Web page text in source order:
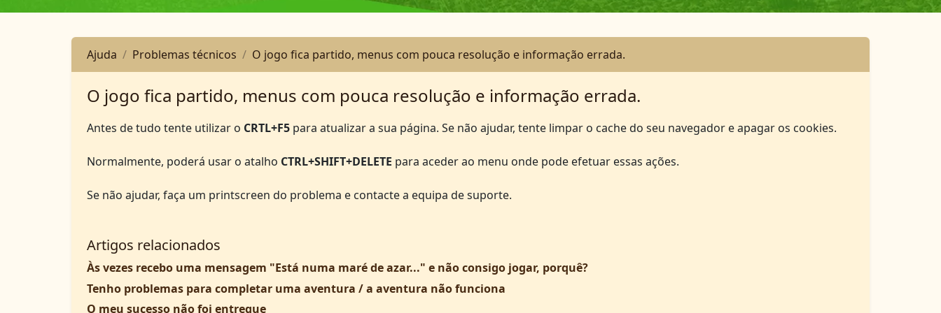
Ajuda Problemas técnicos O jogo fica partido, menus com pouca resolução e informação errada.
O jogo fica partido, menus com pouca resolução e informação errada.
Antes de tudo tente utilizar o CRTL+F5 para atualizar a sua página. Se não ajudar, tente limpar o cache do seu navegador e apagar os cookies.
Normalmente, poderá usar o atalho CTRL+SHIFT+DELETE para aceder ao menu onde pode efetuar essas ações.
Se não ajudar, faça um printscreen do problema e contacte a equipa de suporte.
Artigos relacionados
Às vezes recebo uma mensagem "Está numa maré de azar..." e não consigo jogar, porquê?
Tenho problemas para completar uma aventura / a aventura não funciona
O meu sucesso não foi entregue